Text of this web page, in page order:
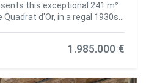
this exceptional 241 m²
d'Or, in a regal 1930s
1.985.000 €